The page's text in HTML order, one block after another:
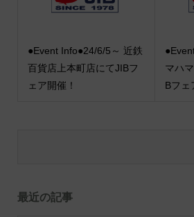
●Event Info●24/6/5～ 近鉄
百貨店上本町店にてJIBフ
ェア開催！
マハ
Bフェ
最近の記事